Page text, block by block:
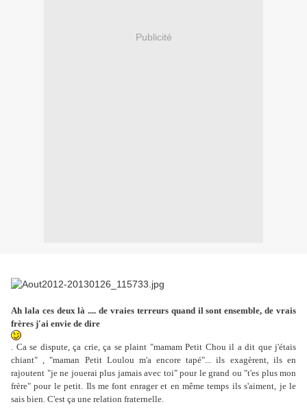
Publicité
Ah lala ces deux là .... de vraies terreurs quand il sont ensemble, de vrais
frères j'ai envie de dire
. Ca se dispute, ça crie, ça se plaint "mamam Petit Chou il a dit que j'étais
chiant" , "maman Petit Loulou m'a encore tapé"... ils exagèrent, ils en
rajoutent "je ne jouerai plus jamais avec toi" pour le grand ou "t'es plus mon
frère" pour le petit. Ils me font enrager et en même temps ils s'aiment, je le
sais bien. C'est ça une relation fraternelle.